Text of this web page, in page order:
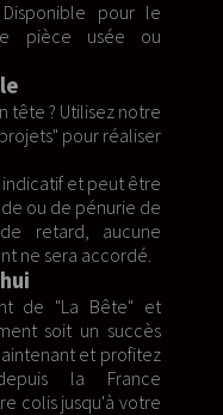
pour le
pièce usée ou
tête ? Utilisez notre
pour réaliser
et peut être
ou de pénurie de
retard, aucune
ne sera accordé.
de "La Bête" et
soit un succès
et profitez
la France
colis jusqu'à votre